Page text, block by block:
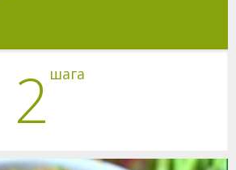
2 шага